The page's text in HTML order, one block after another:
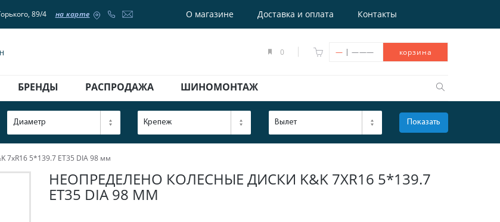
89/4 на карте О магазине Доставка и оплата Контакты
0 — | ——— корзина
БРЕНДЫ РАСПРОДАЖА ШИНОМОНТАЖ
ОТКРЫТЬ
Диаметр Крепеж Вылет Показать
7xR16 5*139.7 ET35 DIA 98 мм
НЕОПРЕДЕЛЕНО КОЛЕСНЫЕ ДИСКИ K&K 7XR16 5*139.7
ET35 DIA 98 ММ